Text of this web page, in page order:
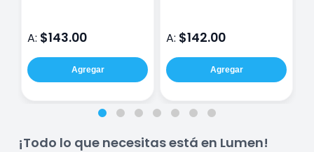
A: $143.00
Agregar
A: $142.00
Agregar
¡Todo lo que necesitas está en Lumen!